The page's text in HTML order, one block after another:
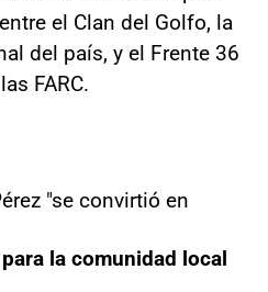
el Clan del Golfo, la
del país, y el Frente 36
FARC.
"se convirtió en
la comunidad local